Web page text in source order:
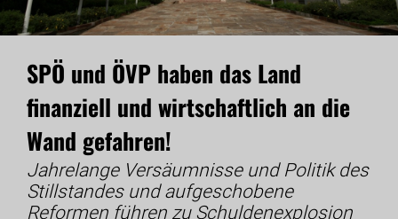
SPÖ und ÖVP haben das Land
finanziell und wirtschaftlich an die
Wand gefahren!
Jahrelange Versäumnisse und Politik des
Stillstandes und aufgeschobene
Reformen führen zu Schuldenexplosion